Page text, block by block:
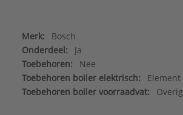
Merk:
Bosch
Onderdeel:
Ja
Toebehoren:
Nee
Toebehoren boiler elektrisch:
Element
Toebehoren boiler voorraadvat:
Overig